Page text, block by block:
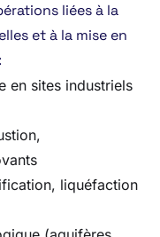
liées à la
et à la mise en
en sites industriels
liquéfaction